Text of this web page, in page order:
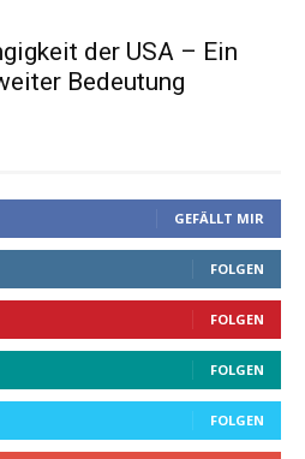
der USA – Ein
Bedeutung
GEFÄLLT MIR
FOLGEN
FOLGEN
FOLGEN
FOLGEN